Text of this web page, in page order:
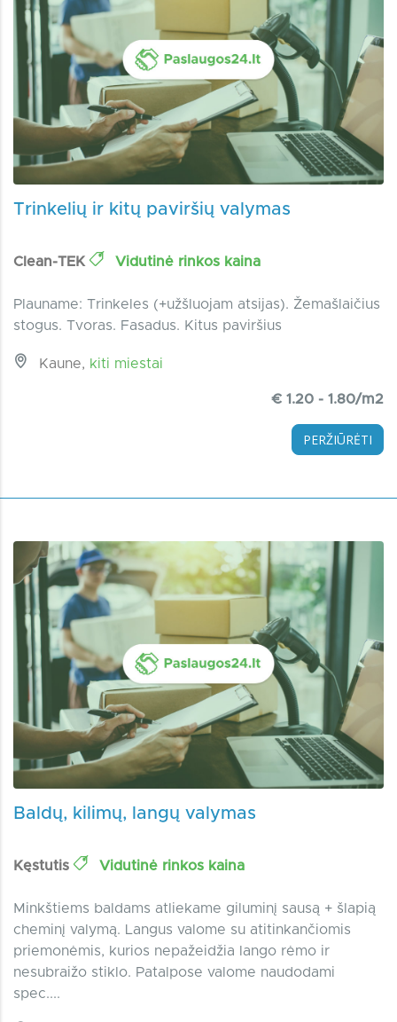
Trinkelių ir kitų paviršių valymas
Clean-TEK Vidutinė rinkos kaina
Plauname: Trinkeles (+užšluojam atsijas). Žemašlaičius
stogus. Tvoras. Fasadus. Kitus paviršius
Kaune, kiti miestai
€ 1.20 - 1.80/m2
PERŽIŪRĖTI
Baldų, kilimų, langų valymas
Kęstutis Vidutinė rinkos kaina
Minkštiems baldams atliekame giluminį sausą + šlapią
cheminį valymą. Langus valome su atitinkančiomis
priemonėmis, kurios nepažeidžia lango rėmo ir
nesubraižo stiklo. Patalpose valome naudodami
spec....